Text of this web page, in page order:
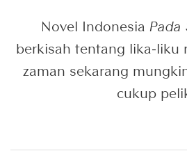
Novel Indonesia Pada
berkisah tentang lika-liku
zaman sekarang
cukup